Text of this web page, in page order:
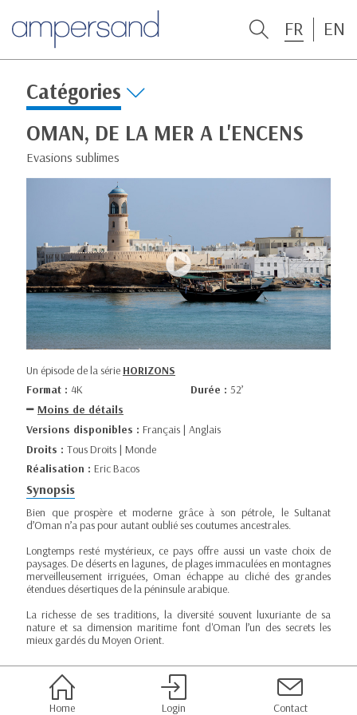
FR EN
Catégories
OMAN, DE LA MER A L'ENCENS
Evasions sublimes
Un épisode de la série HORIZONS
Format : 4K Durée : 52’
Moins de détails
Versions disponibles : Français | Anglais
Droits : Tous Droits | Monde
Réalisation : Eric Bacos
Synopsis
Bien que prospère et moderne grâce à son pétrole, le Sultanat
d’Oman n’a pas pour autant oublié ses coutumes ancestrales.
Longtemps resté mystérieux, ce pays offre aussi un vaste choix de
paysages. De déserts en lagunes, de plages immaculées en montagnes
merveilleusement irriguées, Oman échappe au cliché des grandes
étendues désertiques de la péninsule arabique.
La richesse de ses traditions, la diversité souvent luxuriante de sa
nature et sa dimension maritime font d'Oman l’un des secrets les
mieux gardés du Moyen Orient.
Home Login Contact